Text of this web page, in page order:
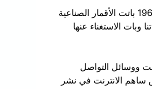
في عصرنا الحالي ومنذ ان تم بث أول إشارة عبر الأقمار الصناعية منذ عام 1962 باتت الأقمار الصناعية
وبات الاستغناء عنها
ووسائل التواصل
ساهم الانترنت في نشر